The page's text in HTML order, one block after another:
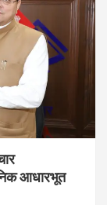
आधारभूत